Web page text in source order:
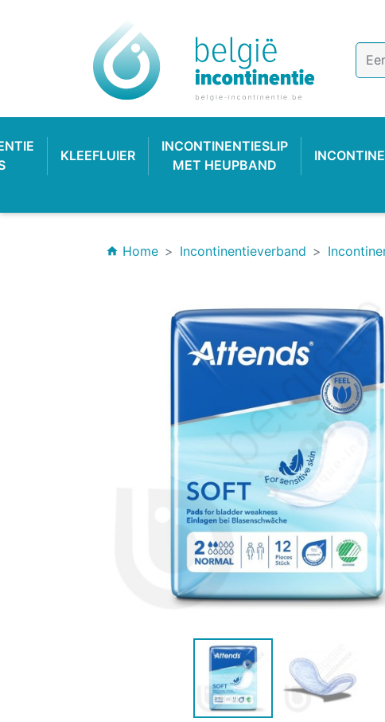
KLEEFLUIER
INCONTINENTIESLIP
MET HEUPBAND
INCONTINENTIEVERBAND
VROUWEN
PLASTIC BROEKJE KATOENEN
ZWEMKLEDING PYJAMA
HYGIËNE & VERZORGING SLAB
CONTINENTIEHULP
ONTVLEKKER
DEODORANT
KLASSIEKE LUIER PULL-UP-
ZWEMLUIER KINDEREN ZWEMPAK
HYGIËNE & VERZORGING
home Home Incontinentieverband